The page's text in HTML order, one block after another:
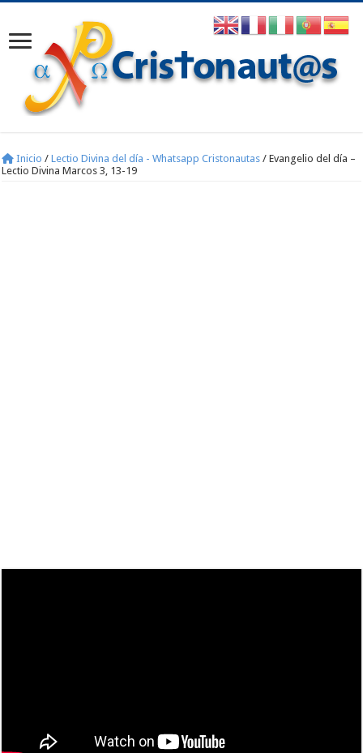
Inicio / Lectio Divina del día - Whatsapp Cristonautas / Evangelio del día –
Lectio Divina Marcos 3, 13-19